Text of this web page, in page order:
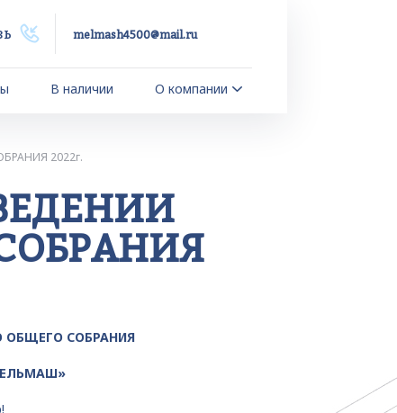
melmash4500@mail.ru
В наличии О компании
2022г.
СОБРАНИЯ